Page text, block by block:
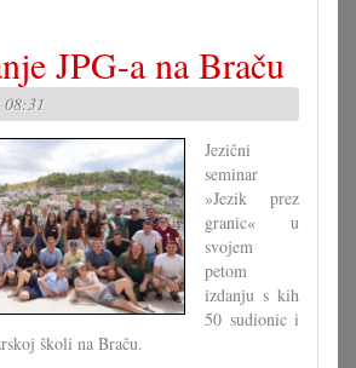
JPG-a na Braču
Jezični
seminar
»Jezik prez
granic« u
svojem
petom
izdanju s kih
50 sudionic i
školi na Braču.